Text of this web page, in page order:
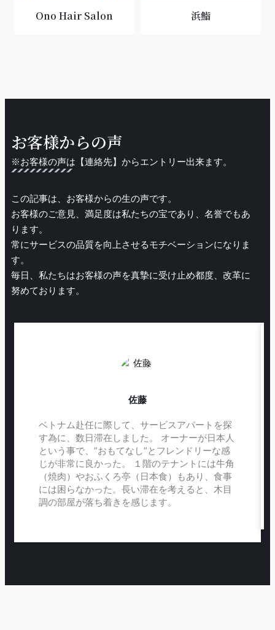
Ono Hair Salon 浜鮨
お客様からの声
※お客様の声は【連絡先】からエントリー出来ます。
この記事は、お客様からの生の声です。
お客様のご意見、満足度は私たちの宝であり、名誉でもあ
ります。
常にサービスの品質を向上させるモチベーションになりま
す。
毎日、私たちはお客様の声を真摯に受け止め都度、改革に
努めております。
佐藤
ベトナム赴任に際して、サービスアパートを探
す為に、数日滞在しました。 オーナーが日本人
という事で、”おもてなし”とフレンドリーな感
じが非常に良かった。 １階のテナントには牛角
（焼肉）やおふくろ亭（日本食）もあり、食事
には困らなかった。長い滞在を考えると、木目
調の部屋が落ち着きを感じます。